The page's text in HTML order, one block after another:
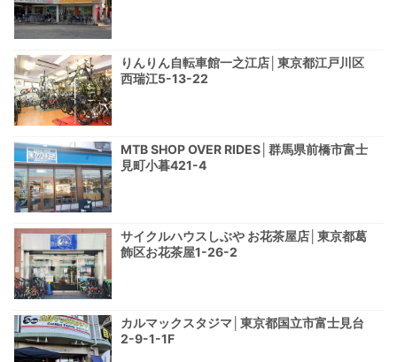
りんりん自転車館一之江店│東京都江戸川区
西瑞江5-13-22
MTB SHOP OVER RIDES│群馬県前橋市富士
見町小暮421-4
サイクルハウスしぶや お花茶屋店│東京都葛
飾区お花茶屋1-26-2
カルマックスタジマ│東京都国立市富士見台
2-9-1-1F